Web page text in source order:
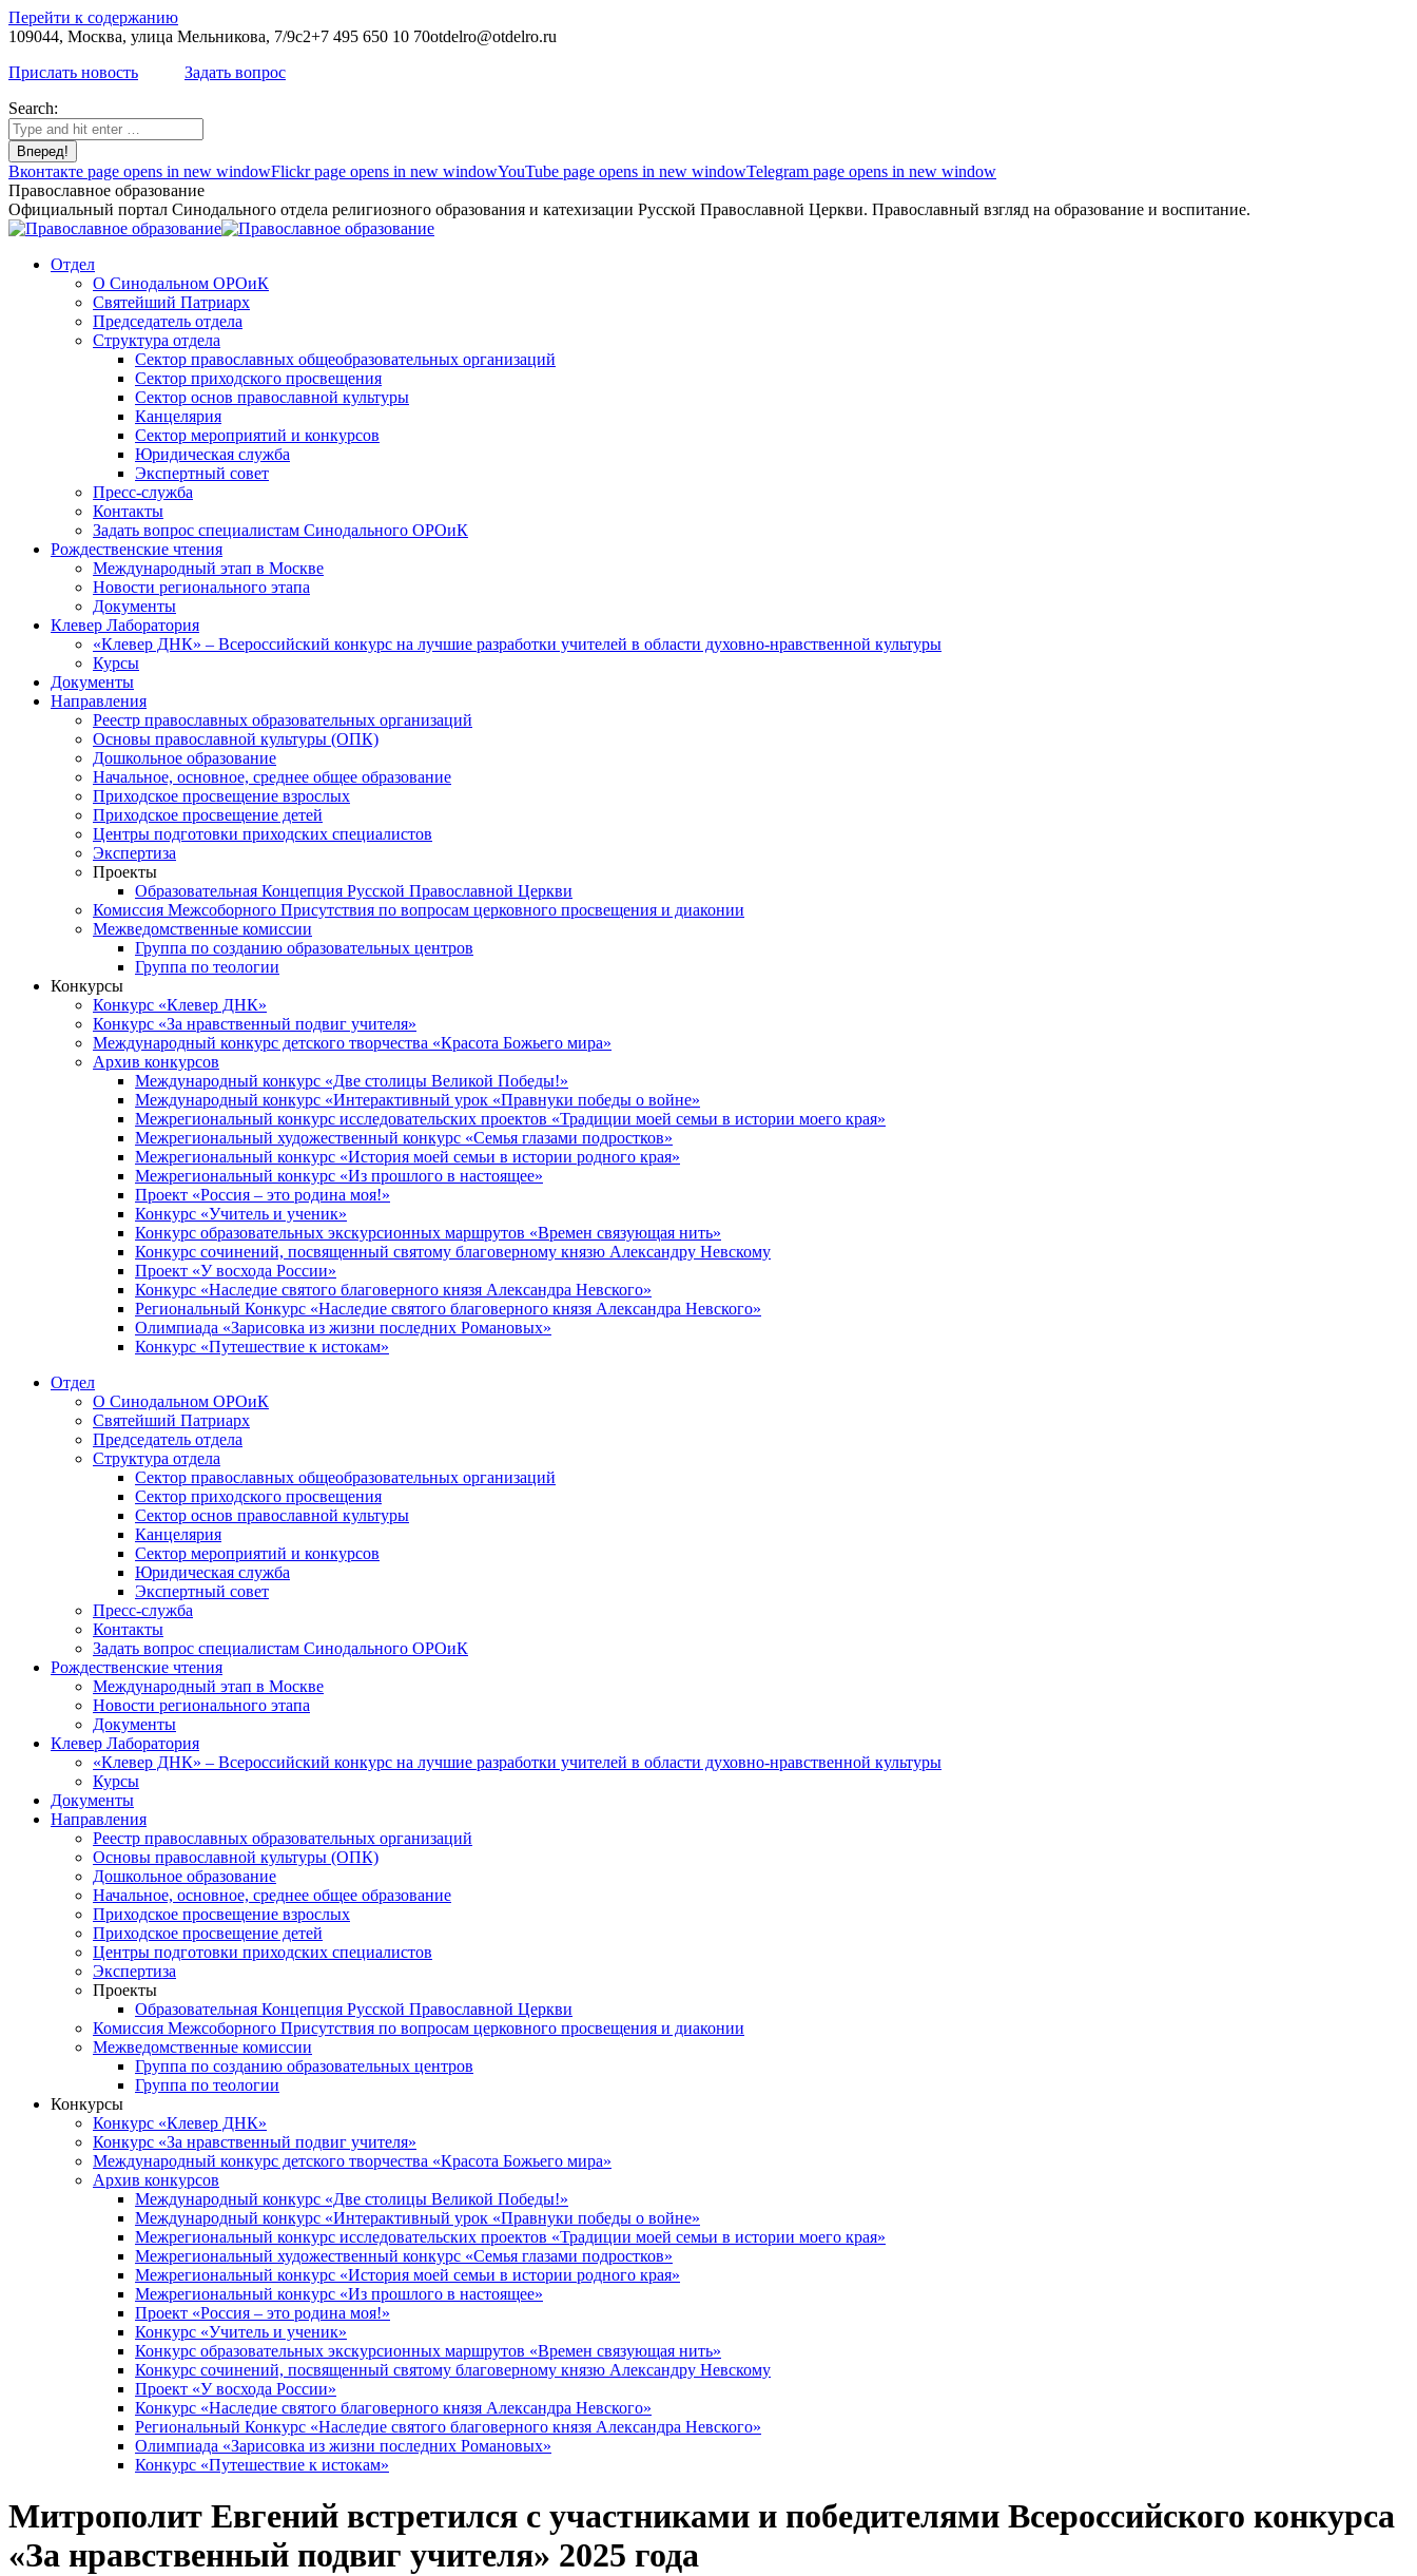
Перейти к содержанию
109044, Москва, улица Мельникова, 7/9с2+7 495 650 10 70otdelro@otdelro.ru
Прислать новость
Задать вопрос
Search:
Вконтакте page opens in new windowFlickr page opens in new windowYouTube page opens in new windowTelegram page opens in new window
Православное образование
Официальный портал Синодального отдела религиозного образования и катехизации Русской Православной Церкви. Православный взгляд на образование и воспитание.
Отдел
О Синодальном ОРОиК
Святейший Патриарх
Председатель отдела
Структура отдела
Сектор православных общеобразовательных организаций
Сектор приходского просвещения
Сектор основ православной культуры
Канцелярия
Сектор мероприятий и конкурсов
Юридическая служба
Экспертный совет
Пресс-служба
Контакты
Задать вопрос специалистам Синодального ОРОиК
Рождественские чтения
Международный этап в Москве
Новости регионального этапа
Документы
Клевер Лаборатория
«Клевер ДНК» – Всероссийский конкурс на лучшие разработки учителей в области духовно-нравственной культуры
Курсы
Документы
Направления
Реестр православных образовательных организаций
Основы православной культуры (ОПК)
Дошкольное образование
Начальное, основное, среднее общее образование
Приходское просвещение взрослых
Приходское просвещение детей
Центры подготовки приходских специалистов
Экспертиза
Проекты
Образовательная Концепция Русской Православной Церкви
Комиссия Межсоборного Присутствия по вопросам церковного просвещения и диаконии
Межведомственные комиссии
Группа по созданию образовательных центров
Группа по теологии
Конкурсы
Конкурс «Клевер ДНК»
Конкурс «За нравственный подвиг учителя»
Международный конкурс детского творчества «Красота Божьего мира»
Архив конкурсов
Международный конкурс «Две столицы Великой Победы!»
Международный конкурс «Интерактивный урок «Правнуки победы о войне»
Межрегиональный конкурс исследовательских проектов «Традиции моей семьи в истории моего края»
Межрегиональный художественный конкурс «Семья глазами подростков»
Межрегиональный конкурс «История моей семьи в истории родного края»
Межрегиональный конкурс «Из прошлого в настоящее»
Проект «Россия – это родина моя!»
Конкурс «Учитель и ученик»
Конкурс образовательных экскурсионных маршрутов «Времен связующая нить»
Конкурс сочинений, посвященный святому благоверному князю Александру Невскому
Проект «У восхода России»
Конкурс «Наследие святого благоверного князя Александра Невского»
Региональный Конкурс «Наследие святого благоверного князя Александра Невского»
Олимпиада «Зарисовка из жизни последних Романовых»
Конкурс «Путешествие к истокам»
Отдел
О Синодальном ОРОиК
Святейший Патриарх
Председатель отдела
Структура отдела
Сектор православных общеобразовательных организаций
Сектор приходского просвещения
Сектор основ православной культуры
Канцелярия
Сектор мероприятий и конкурсов
Юридическая служба
Экспертный совет
Пресс-служба
Контакты
Задать вопрос специалистам Синодального ОРОиК
Рождественские чтения
Международный этап в Москве
Новости регионального этапа
Документы
Клевер Лаборатория
«Клевер ДНК» – Всероссийский конкурс на лучшие разработки учителей в области духовно-нравственной культуры
Курсы
Документы
Направления
Реестр православных образовательных организаций
Основы православной культуры (ОПК)
Дошкольное образование
Начальное, основное, среднее общее образование
Приходское просвещение взрослых
Приходское просвещение детей
Центры подготовки приходских специалистов
Экспертиза
Проекты
Образовательная Концепция Русской Православной Церкви
Комиссия Межсоборного Присутствия по вопросам церковного просвещения и диаконии
Межведомственные комиссии
Группа по созданию образовательных центров
Группа по теологии
Конкурсы
Конкурс «Клевер ДНК»
Конкурс «За нравственный подвиг учителя»
Международный конкурс детского творчества «Красота Божьего мира»
Архив конкурсов
Международный конкурс «Две столицы Великой Победы!»
Международный конкурс «Интерактивный урок «Правнуки победы о войне»
Межрегиональный конкурс исследовательских проектов «Традиции моей семьи в истории моего края»
Межрегиональный художественный конкурс «Семья глазами подростков»
Межрегиональный конкурс «История моей семьи в истории родного края»
Межрегиональный конкурс «Из прошлого в настоящее»
Проект «Россия – это родина моя!»
Конкурс «Учитель и ученик»
Конкурс образовательных экскурсионных маршрутов «Времен связующая нить»
Конкурс сочинений, посвященный святому благоверному князю Александру Невскому
Проект «У восхода России»
Конкурс «Наследие святого благоверного князя Александра Невского»
Региональный Конкурс «Наследие святого благоверного князя Александра Невского»
Олимпиада «Зарисовка из жизни последних Романовых»
Конкурс «Путешествие к истокам»
Митрополит Евгений встретился с участниками и победителями Всероссийского конкурса
«За нравственный подвиг учителя» 2025 года